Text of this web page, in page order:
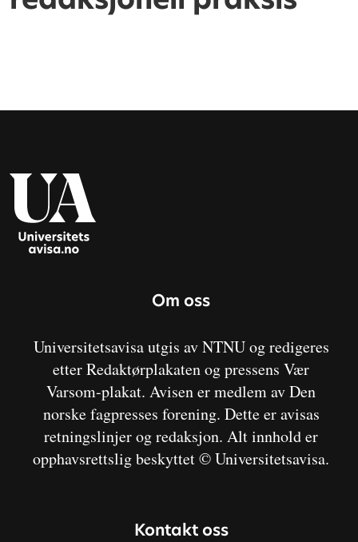
Om oss
Universitetsavisa utgis av NTNU og redigeres
etter Redaktørplakaten og pressens Vær
Varsom-plakat. Avisen er medlem av Den
norske fagpresses forening. Dette er avisas
retningslinjer og redaksjon. Alt innhold er
opphavsrettslig beskyttet © Universitetsavisa.
Kontakt oss